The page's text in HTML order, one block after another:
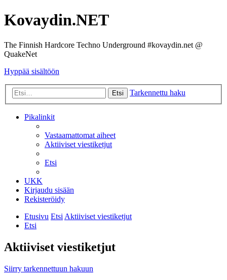
Kovaydin.NET
The Finnish Hardcore Techno Underground #kovaydin.net @
QuakeNet
Hyppää sisältöön
Etsi Tarkennettu haku
Pikalinkit
Vastaamattomat aiheet
Aktiiviset viestiketjut
Etsi
UKK
Kirjaudu sisään
Rekisteröidy
Etusivu EtsiAktiiviset viestiketjut
Etsi
Aktiiviset viestiketjut
Siirry tarkennettuun hakuun